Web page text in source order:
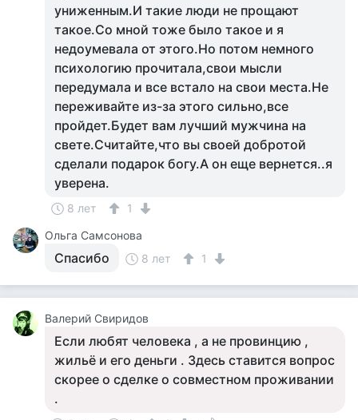
униженным.И такие люди не прощают
такое.Со мной тоже было такое и я
недоумевала от этого.Но потом немного
психологию прочитала,свои мысли
передумала и все встало на свои места.Не
переживайте из-за этого сильно,все
пройдет.Будет вам лучший мужчина на
свете.Считайте,что вы своей добротой
сделали подарок богу.А он еще вернется..я
уверена.
8 лет
1
Ольга Самсонова
Спасибо 8 лет 1
Валерий Свиридов
Если любят человека , а не провинцию ,
жильё и его деньги . Здесь ставится вопрос
скорее о сделке о совместном проживании
.